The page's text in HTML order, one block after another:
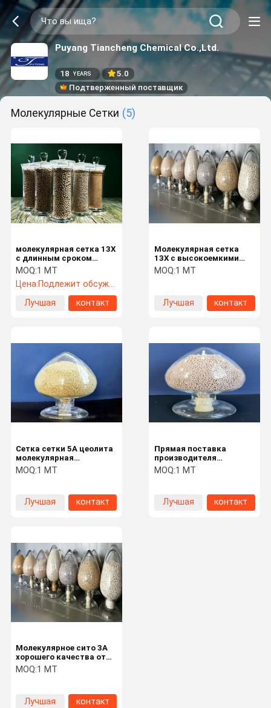
Puyang Tiancheng Chemical Co.,Ltd.
18 YEARS
5.0
Подтверженный поставщик
Молекулярные Сетки (5)
молекулярная сетка 13X
с длинным сроком
службы для адсорбции
качания давления
MOQ:1 MT
Цена:Подлежит обсуждению
Лучшая
контакт
Молекулярная сетка
13X с высокоемкими
адсорбентами и
хорошими тарифами
MOQ:1 MT
Лучшая
контакт
Сетка сетки 5A цеолита
молекулярная
молекулярная с
хорошей высокой
MOQ:1 MT
Лучшая
контакт
Прямая поставка
производителя
молекулярное сито 4A с
хорошим качеством
MOQ:1 MT
Лучшая
контакт
Молекулярное сито 3A
хорошего качества от
производителя
молекулярного сита с
конкурентоспособной
цене
MOQ:1 MT
Лучшая
контакт